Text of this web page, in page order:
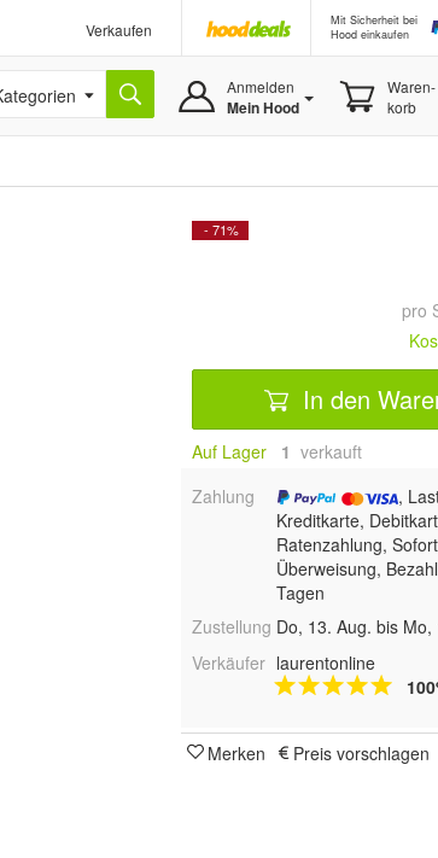
Verkaufen
Mit Sicherheit bei
Hood einkaufen
Anmelden
Mein Hood
Waren-
korb
- 71%
pro
In den
Auf Lager 1 verkauft
Zahlung
,
Kreditkarte,
Ratenzahlung,
Überweisung,
Tagen
Zustellung Do, 13. Aug. bis Mo,
Verkäufer laurentonline
Merken Preis vorschlagen